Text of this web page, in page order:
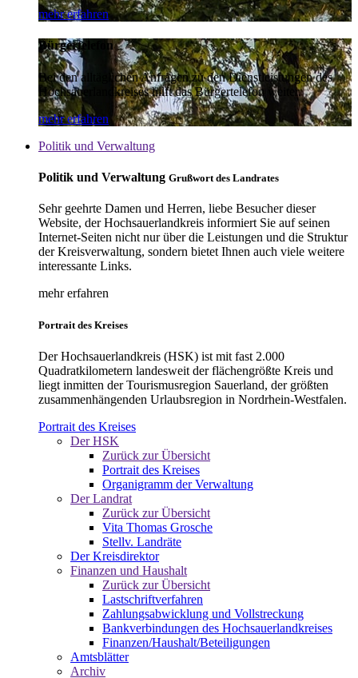
mehr erfahren
Bürgertelefon
Bei den alltäglichen Anfragen zu den Dienstleistungen des
Hochsauerlandkreises hilft das Bürgertelefon weiter.
mehr erfahren
Politik und Verwaltung
Politik und Verwaltung Grußwort des Landrates
Sehr geehrte Damen und Herren, liebe Besucher dieser
Website, der Hochsauerlandkreis informiert Sie auf seinen
Internet-Seiten nicht nur über die Leistungen und die Struktur
der Kreisverwaltung, sondern bietet Ihnen auch viele weitere
interessante Links.
mehr erfahren
Portrait des Kreises
Der Hochsauerlandkreis (HSK) ist mit fast 2.000
Quadratkilometern landesweit der flächengrößte Kreis und
liegt inmitten der Tourismusregion Sauerland, der größten
zusammenhängenden Urlaubsregion in Nordrhein-Westfalen.
Portrait des Kreises
Der HSK
Zurück zur Übersicht
Portrait des Kreises
Organigramm der Verwaltung
Der Landrat
Zurück zur Übersicht
Vita Thomas Grosche
Stellv. Landräte
Der Kreisdirektor
Finanzen und Haushalt
Zurück zur Übersicht
Lastschriftverfahren
Zahlungsabwicklung und Vollstreckung
Bankverbindungen des Hochsauerlandkreises
Finanzen/Haushalt/Beteiligungen
Amtsblätter
Archiv